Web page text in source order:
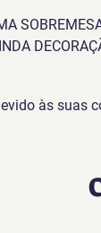
às suas